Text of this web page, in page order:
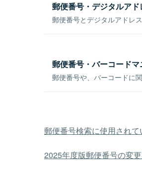
郵便番号・デジタルア
郵便番号とデジタルアドレ
郵便番号・バーコード
郵便番号や、バーコードに
郵便番号検索に使用され
2025年度版郵便番号の変